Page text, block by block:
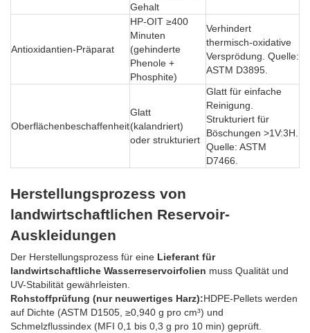
Gehalt
Antioxidantien-Präparat
HP-OIT ≥400
Minuten
(gehinderte
Phenole +
Phosphite)
Verhindert
thermisch-oxidative
Versprödung. Quelle:
ASTM D3895.
Oberflächenbeschaffenheit
Glatt
(kalandriert)
oder strukturiert
Glatt für einfache
Reinigung.
Strukturiert für
Böschungen >1V:3H.
Quelle: ASTM
D7466.
Herstellungsprozess von
landwirtschaftlichen Reservoir-
Auskleidungen
Der Herstellungsprozess für eine Lieferant für
landwirtschaftliche Wasserreservoirfolien muss Qualität und
UV-Stabilität gewährleisten.
Rohstoffprüfung (nur neuwertiges Harz):HDPE-Pellets werden
auf Dichte (ASTM D1505, ≥0,940 g pro cm³) und
Schmelzflussindex (MFI 0,1 bis 0,3 g pro 10 min) geprüft.